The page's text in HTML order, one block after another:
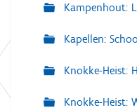
Kampenhout:
Kapellen:
Knokke-Heist:
Knokke-Heist: